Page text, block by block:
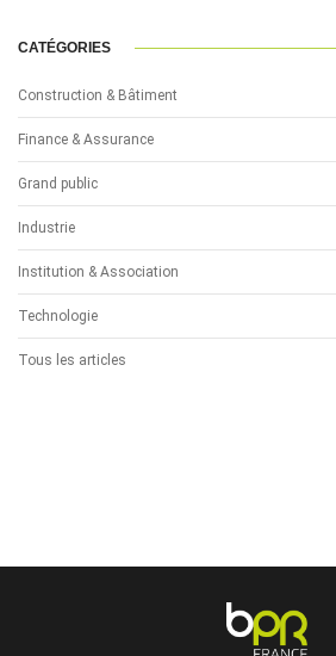
CATÉGORIES
Construction & Bâtiment
Finance & Assurance
Grand public
Industrie
Institution & Association
Technologie
Tous les articles